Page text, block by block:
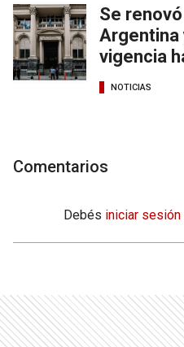
Se
Argentina
vigencia
NOTICIAS
Comentarios
Debés iniciar sesión